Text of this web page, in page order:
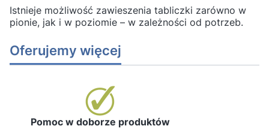
Istnieje możliwość zawieszenia tabliczki zarówno w
pionie, jak i w poziomie – w zależności od potrzeb.
Oferujemy więcej
Pomoc w doborze produktów